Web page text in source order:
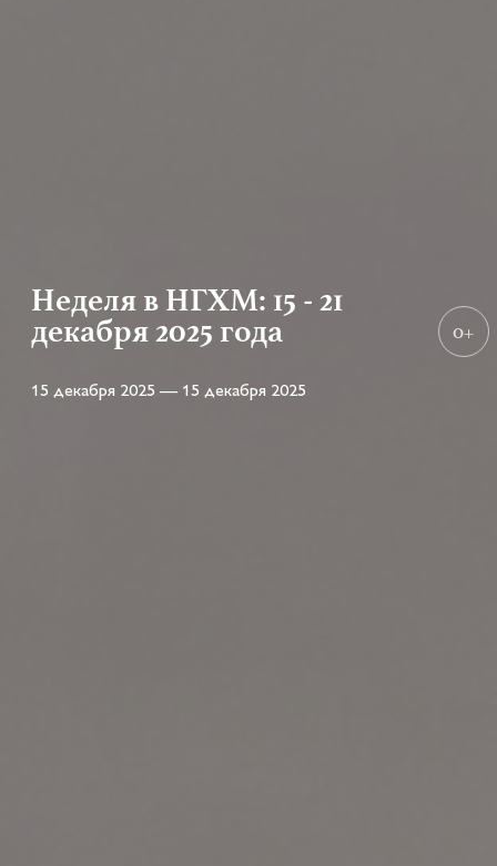
Неделя в НГХМ: 15 - 21
декабря 2025 года
15 декабря 2025 — 15 декабря 2025
0+